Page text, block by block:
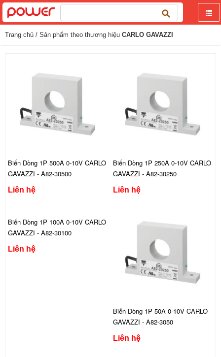
Tìm
kiếm
Trang chủ / Sản phẩm theo thương hiệu CARLO GAVAZZI
Biến Dòng 1P 500A 0-10V CARLO
GAVAZZI - A82-30500
Liên hệ
Biến Dòng 1P 250A 0-10V CARLO
GAVAZZI - A82-30250
Liên hệ
Biến Dòng 1P 100A 0-10V CARLO
GAVAZZI - A82-30100
Liên hệ
Biến Dòng 1P 50A 0-10V CARLO
GAVAZZI - A82-3050
Liên hệ